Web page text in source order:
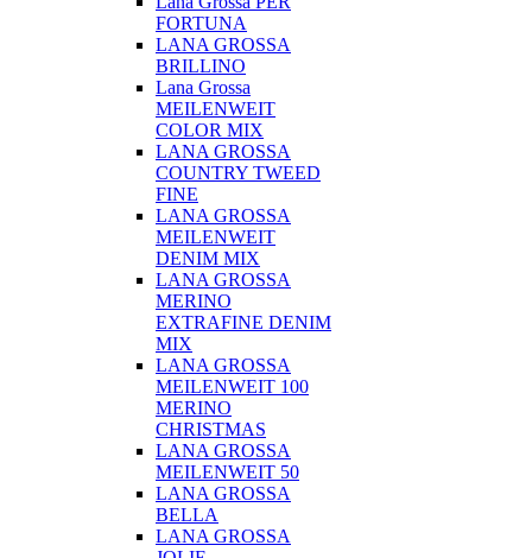
FORTUNA
LANA GROSSA
BRILLINO
Lana Grossa
MEILENWEIT
COLOR MIX
LANA GROSSA
COUNTRY TWEED
FINE
LANA GROSSA
MEILENWEIT
DENIM MIX
LANA GROSSA
MERINO
EXTRAFINE DENIM
MIX
LANA GROSSA
MEILENWEIT 100
MERINO
CHRISTMAS
LANA GROSSA
MEILENWEIT 50
LANA GROSSA
BELLA
LANA GROSSA